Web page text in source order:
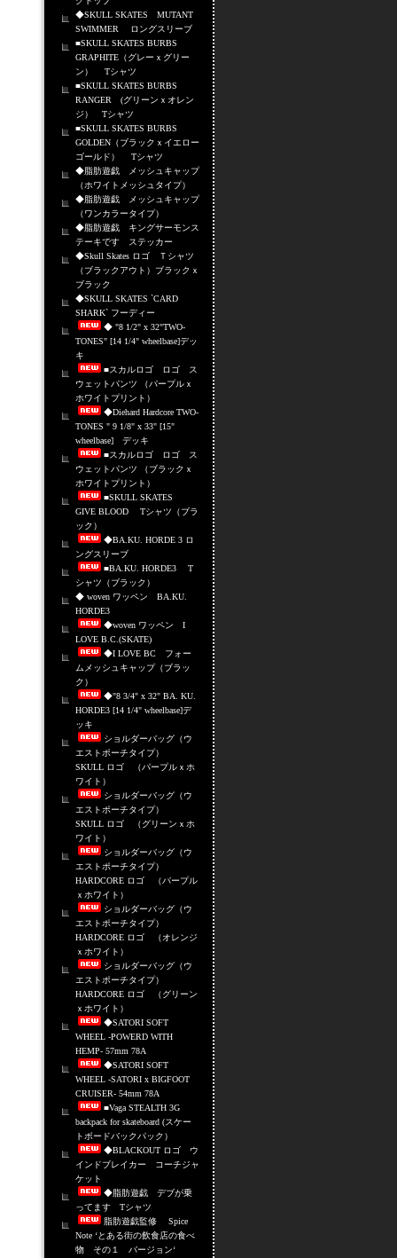
◆SKULL SKATES MUTANT
SWIMMER ロングスリーブ
■SKULL SKATES BURBS
GRAPHITE（グレーｘグリー
ン） Tシャツ
■SKULL SKATES BURBS
RANGER (グリーンｘオレン
ジ） Tシャツ
■SKULL SKATES BURBS
GOLDEN（ブラックｘイエロー
ゴールド） Tシャツ
◆脂肪遊戯 メッシュキャップ
（ホワイトメッシュタイプ）
◆脂肪遊戯 メッシュキャップ
（ワンカラータイプ）
◆脂肪遊戯 キングサーモンス
テーキです ステッカー
◆Skull Skates ロゴ Ｔシャツ
（ブラックアウト）ブラックｘ
ブラック
◆SKULL SKATES `CARD
SHARK` フーディー
◆ "8 1/2" x 32"TWO-
TONES" [14 1/4" wheelbase]デッ
キ
■スカルロゴ ロゴ ス
ウェットパンツ （パープルｘ
ホワイトプリント）
◆Diehard Hardcore TWO-
TONES " 9 1/8" x 33" [15"
wheelbase] デッキ
■スカルロゴ ロゴ ス
ウェットパンツ （ブラックｘ
ホワイトプリント）
■SKULL SKATES
GIVE BLOOD Tシャツ（ブラ
ック）
◆BA.KU. HORDE 3 ロ
ングスリーブ
■BA.KU. HORDE3 T
シャツ（ブラック）
◆ woven ワッペン BA.KU.
HORDE3
◆woven ワッペン I
LOVE B.C.(SKATE)
◆I LOVE BC フォー
ムメッシュキャップ（ブラッ
ク）
◆"8 3/4" x 32" BA. KU.
HORDE3 [14 1/4" wheelbase]デ
ッキ
ショルダーバッグ（ウ
エストポーチタイプ）
SKULL ロゴ （パープルｘホ
ワイト）
ショルダーバッグ（ウ
エストポーチタイプ）
SKULL ロゴ （グリーンｘホ
ワイト）
ショルダーバッグ（ウ
エストポーチタイプ）
HARDCORE ロゴ （パープル
ｘホワイト）
ショルダーバッグ（ウ
エストポーチタイプ）
HARDCORE ロゴ （オレンジ
ｘホワイト）
ショルダーバッグ（ウ
エストポーチタイプ）
HARDCORE ロゴ （グリーン
ｘホワイト）
◆SATORI SOFT
WHEEL -POWERD WITH
HEMP- 57mm 78A
◆SATORI SOFT
WHEEL -SATORI x BIGFOOT
CRUISER- 54mm 78A
■Vaga STEALTH 3G
backpack for skateboard (スケー
トボードバックパック）
◆BLACKOUT ロゴ ウ
インドブレイカー コーチジャ
ケット
◆脂肪遊戯 デブが乗
ってます Tシャツ
脂肪遊戯監修 Spice
Note ‘とある街の飲食店の食べ
物 その１ バージョン‘